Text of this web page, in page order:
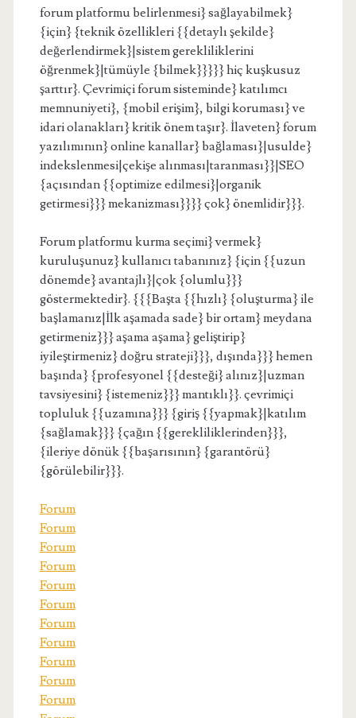
forum platformu belirlenmesi} sağlayabilmek}
{için} {teknik özellikleri {{detaylı şekilde}
değerlendirmek}|sistem gerekliliklerini
öğrenmek}|tümüyle {bilmek}}}}} hiç kuşkusuz
şarttır}. Çevrimiçi forum sisteminde} katılımcı
memnuniyeti}, {mobil erişim}, bilgi koruması} ve
idari olanakları} kritik önem taşır}. İlaveten} forum
yazılımının} online kanallar} bağlaması}|usulde}
indekslenmesi|çekişe alınması|taranması}}|SEO
{açısından {{optimize edilmesi}|organik
getirmesi}}} mekanizması}}}} çok} önemlidir}}}.
Forum platformu kurma seçimi} vermek}
kuruluşunuz} kullanıcı tabanınız} {için {{uzun
dönemde} avantajlı}|çok {olumlu}}}
göstermektedir}. {{{Başta {{hızlı} {oluşturma} ile
başlamanız|İlk aşamada sade} bir ortam} meydana
getirmeniz}}} aşama aşama} geliştirip}
iyileştirmeniz} doğru strateji}}}, dışında}}} hemen
başında} {profesyonel {{desteği} alınız}|uzman
tavsiyesini} {istemeniz}}} mantıklı}}. çevrimiçi
topluluk {{uzamına}}} {giriş {{yapmak}|katılım
{sağlamak}}} {çağın {{gerekliliklerinden}}},
{ileriye dönük {{başarısının} {garantörü}
{görülebilir}}}.
Forum
Forum
Forum
Forum
Forum
Forum
Forum
Forum
Forum
Forum
Forum